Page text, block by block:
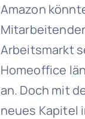
Amazon
Arbeitsmarkt
Homeoffice
an. Doch mit
neues Kapitel